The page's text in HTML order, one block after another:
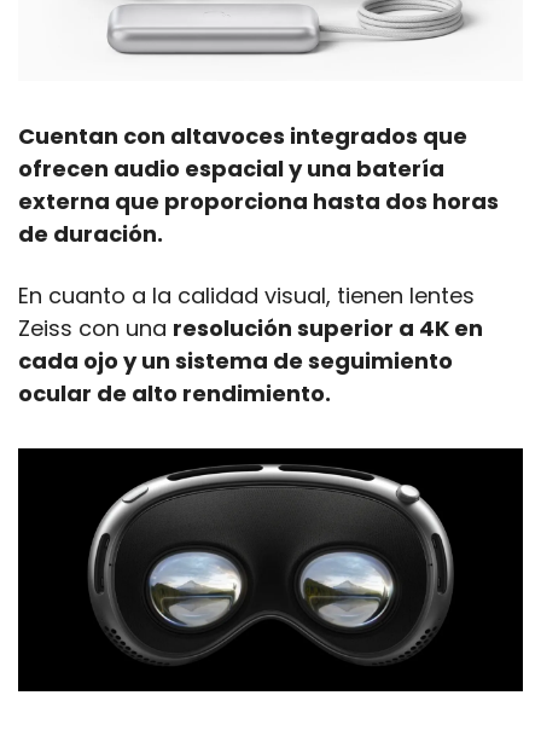
Cuentan con altavoces integrados que
ofrecen audio espacial y una batería
externa que proporciona hasta dos horas
de duración.
En cuanto a la calidad visual, tienen lentes
Zeiss con una resolución superior a 4K en
cada ojo y un sistema de seguimiento
ocular de alto rendimiento.